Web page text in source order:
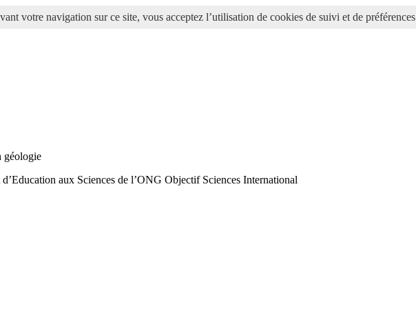
votre navigation sur ce site, vous acceptez l’utilisation de cookies de suivi et de préférences
géologie
aux Sciences de l’ONG Objectif Sciences International